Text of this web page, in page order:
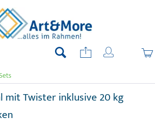
mit Twister inklusive 20 kg